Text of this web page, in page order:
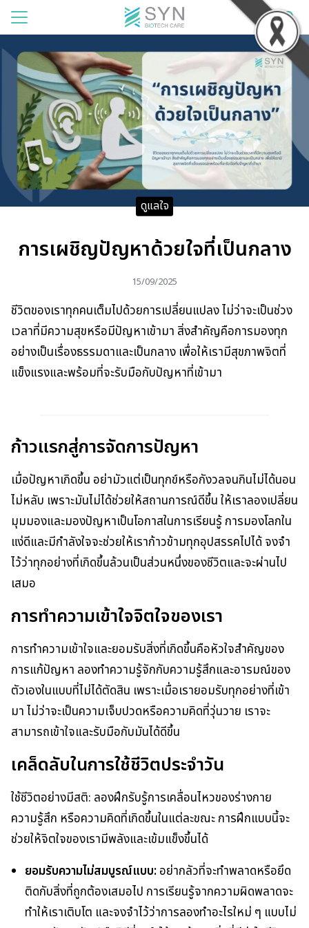
งเรา
นค้า
ช่า
ดูแลใจ
การเผชิญปัญหาด้วยใจที่เป็นกลาง
15/09/2025
ชีวิตของเราทุกคนเต็มไปด้วยการเปลี่ยนแปลง ไม่ว่าจะเป็นช่วง
เวลาที่มีความสุขหรือมีปัญหาเข้ามา สิ่งสำคัญคือการมองทุก
อย่างเป็นเรื่องธรรมดาและเป็นกลาง เพื่อให้เรามีสุขภาพจิตที่
แข็งแรงและพร้อมที่จะรับมือกับปัญหาที่เข้ามา
ก้าวแรกสู่การจัดการปัญหา
เมื่อปัญหาเกิดขึ้น อย่ามัวแต่เป็นทุกข์หรือกังวลจนกินไม่ได้นอน
ไม่หลับ เพราะมันไม่ได้ช่วยให้สถานการณ์ดีขึ้น ให้เราลองเปลี่ยน
มุมมองและมองปัญหาเป็นโอกาสในการเรียนรู้ การมองโลกใน
แง่ดีและมีกำลังใจจะช่วยให้เราก้าวข้ามทุกอุปสรรคไปได้ จงจำ
ไว้ว่าทุกอย่างที่เกิดขึ้นล้วนเป็นส่วนหนึ่งของชีวิตและจะผ่านไป
เสมอ
การทำความเข้าใจจิตใจของเรา
การทำความเข้าใจและยอมรับสิ่งที่เกิดขึ้นคือหัวใจสำคัญของ
การแก้ปัญหา ลองทำความรู้จักกับความรู้สึกและอารมณ์ของ
ตัวเองในแบบที่ไม่ได้ตัดสิน เพราะเมื่อเรายอมรับทุกอย่างที่เข้า
มา ไม่ว่าจะเป็นความเจ็บปวดหรือความคิดที่วุ่นวาย เราจะ
สามารถเข้าใจและรับมือกับมันได้ดีขึ้น
เคล็ดลับในการใช้ชีวิตประจำวัน
ใช้ชีวิตอย่างมีสติ: ลองฝึกรับรู้การเคลื่อนไหวของร่างกาย
ความรู้สึก หรือความคิดที่เกิดขึ้นในแต่ละขณะ การฝึกแบบนี้จะ
ช่วยให้จิตใจของเรามีพลังและเข้มแข็งขึ้นได้
ยอมรับความไม่สมบูรณ์แบบ:อย่ากลัวที่จะทำพลาดหรือยึด
ติดกับสิ่งที่ถูกต้องเสมอไป การเรียนรู้จากความผิดพลาดจะ
ทำให้เราเติบโต และจงจำไว้ว่าการลองทำอะไรใหม่ ๆ แบบไม่